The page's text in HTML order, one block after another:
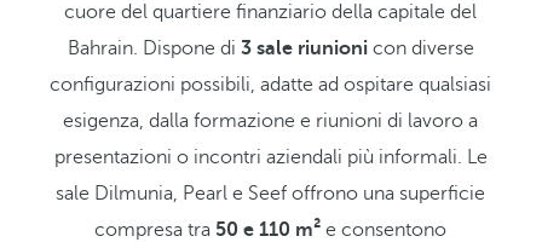
cuore del quartiere finanziario della capitale del
Bahrain. Dispone di 3 sale riunionicon diverse
configurazioni possibili, adatte ad ospitare qualsiasi
esigenza, dalla formazione e riunioni di lavoro a
presentazioni o incontri aziendali più informali. Le
sale Dilmunia, Pearl e Seef offrono una superficie
compresa tra50 e 110 m² e consentono